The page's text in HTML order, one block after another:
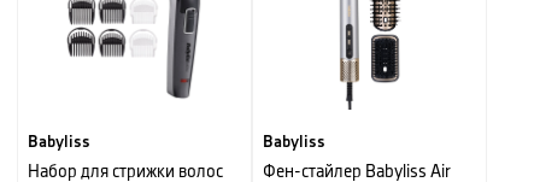
Babyliss
Набор для стрижки волос
Babyliss
Фен-стайлер Babyliss Air